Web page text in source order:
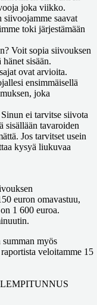
joka viikko.
siivoojamme saavat
toki järjestämään
Voit sopia siivouksen
sisään.
ovat arvioita.
ensimmäisellä
joka
Sinun ei tarvitse siivota
sisällään tavaroiden
Jos tarvitset usein
kysyä liukuvaa
euron omavastuu,
1 600 euroa.
myös
veloitamme 15
LEMPITUNNUS